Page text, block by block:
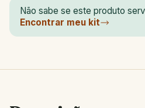
Não sabe se este produto
Encontrar meu kit